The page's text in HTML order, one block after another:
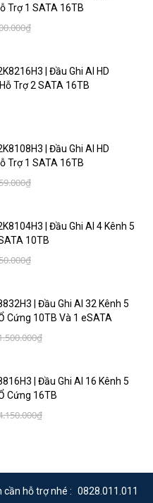
Trợ 1 SATA 16TB
| Đầu Ghi AI HD
Trợ 2 SATA 16TB
| Đầu Ghi AI HD
Trợ 1 SATA 16TB
| Đầu Ghi AI 4 Kênh 5
10TB
| Đầu Ghi AI 32 Kênh 5
Cứng 10TB Và 1 eSATA
| Đầu Ghi AI 16 Kênh 5
Cứng 16TB
cần hỗ trợ nhé : 0828.011.011